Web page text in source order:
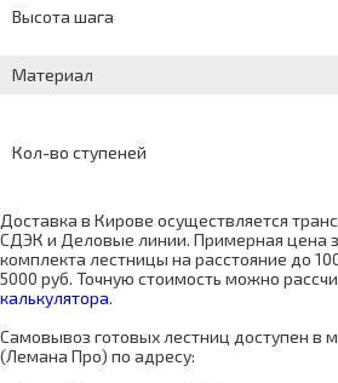
Высота шага
Материал
Кол-во ступеней
Доставка в Кирове осуществляется
СДЭК и Деловые линии. Примерная цена
комплекта лестницы на расстояние до
5000 руб. Точную стоимость можно
калькулятора.
Самовывоз готовых лестниц доступен в
(Лемана Про) по адресу: